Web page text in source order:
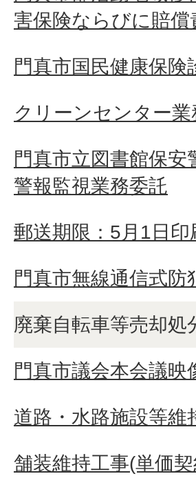
害保険ならびに賠
門真市国民健康保
クリーンセンター
門真市立図書館保
警報監視業務委託
郵送期限：5月1日
門真市無線通信式
廃棄自転車等売却処
門真市議会本会議
道路・水路施設等維
舗装維持工事(単価